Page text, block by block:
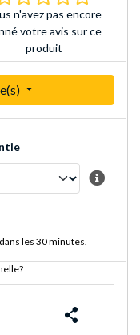
n'avez pas encore
votre avis sur ce
produit
les 30 minutes.